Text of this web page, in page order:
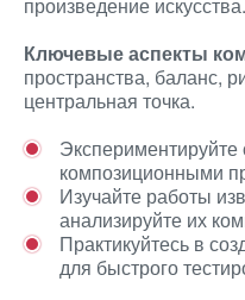
Ключевые аспекты
пространства, баланс,
центральная точка.
композиционными
Изучайте работы
анализируйте их
Практикуйтесь в
для быстрого